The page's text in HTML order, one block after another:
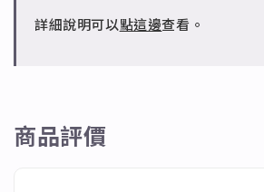
詳細說明可以點這邊查看。
商品評價